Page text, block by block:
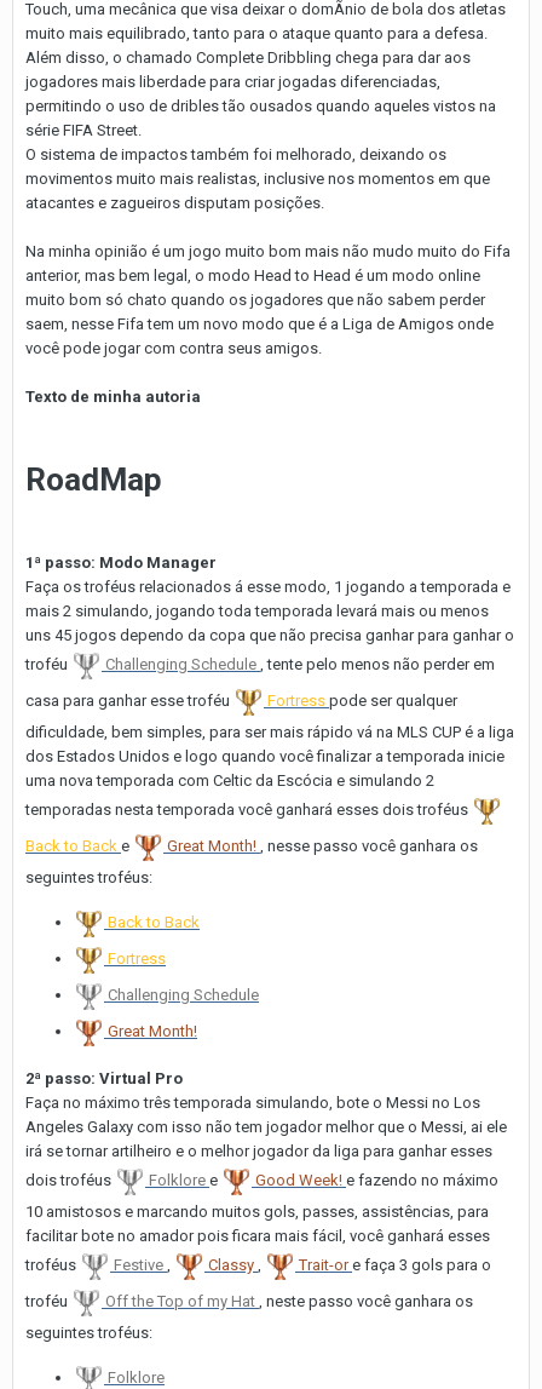
Touch, uma mecânica que visa deixar o domÃ­nio de bola dos atletas
muito mais equilibrado, tanto para o ataque quanto para a defesa.
Além disso, o chamado Complete Dribbling chega para dar aos
jogadores mais liberdade para criar jogadas diferenciadas,
permitindo o uso de dribles tão ousados quando aqueles vistos na
série FIFA Street.
O sistema de impactos também foi melhorado, deixando os
movimentos muito mais realistas, inclusive nos momentos em que
atacantes e zagueiros disputam posições.
Na minha opinião é um jogo muito bom mais não mudo muito do Fifa
anterior, mas bem legal, o modo Head to Head é um modo online
muito bom só chato quando os jogadores que não sabem perder
saem, nesse Fifa tem um novo modo que é a Liga de Amigos onde
você pode jogar com contra seus amigos.
Texto de minha autoria
RoadMap
1ª passo: Modo Manager
Faça os troféus relacionados á esse modo, 1 jogando a temporada e
mais 2 simulando, jogando toda temporada levará mais ou menos
uns 45 jogos dependo da copa que não precisa ganhar para ganhar o
troféu
Challenging Schedule , tente pelo menos não perder em
casa para ganhar esse troféu
Fortress pode ser qualquer
dificuldade, bem simples, para ser mais rápido vá na MLS CUP é a liga
dos Estados Unidos e logo quando você finalizar a temporada inicie
uma nova temporada com Celtic da Escócia e simulando 2
temporadas nesta temporada você ganhará esses dois troféus
Back to Back e Great Month! , nesse passo você ganhara os
seguintes troféus:
Back to Back
Fortress
Challenging Schedule
Great Month!
2ª passo: Virtual Pro
Faça no máximo três temporada simulando, bote o Messi no Los
Angeles Galaxy com isso não tem jogador melhor que o Messi, ai ele
irá se tornar artilheiro e o melhor jogador da liga para ganhar esses
dois troféus
Folklore e Good Week! e fazendo no máximo
10 amistosos e marcando muitos gols, passes, assistências, para
facilitar bote no amador pois ficara mais fácil, você ganhará esses
troféus
Festive , Classy , Trait-ore faça 3 gols para o
troféu
Off the Top of my Hat , neste passo você ganhara os
seguintes troféus:
Folklore